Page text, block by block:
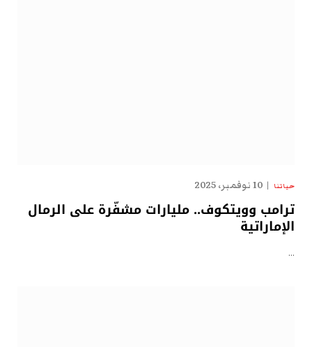
حياتنا 10 نوفمبر، 2025
ترامب وويتكوف.. مليارات مشفّرة على الرمال
الإماراتية
…